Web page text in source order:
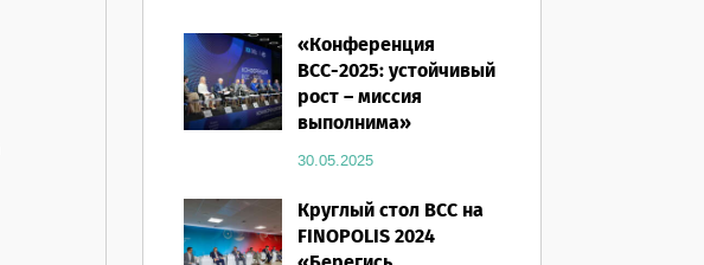
16.03.2026
«Конференция
ВСС-2025: устойчивый
рост – миссия
выполнима»
30.05.2025
Круглый стол ВСС на
FINOPOLIS 2024